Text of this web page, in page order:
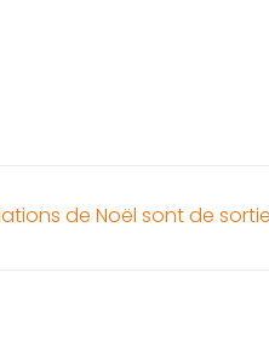
de Noël sont de